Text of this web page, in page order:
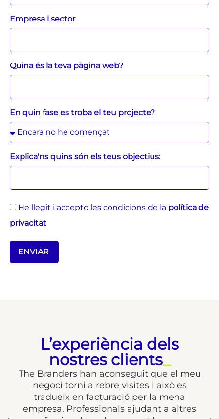
Empresa i sector
Quina és la teva pàgina web?
En quin fase es troba el teu projecte?
Explica'ns quins són els teus objectius:
He llegit i accepto les condicions de la política de
privacitat
ENVIAR
L’experiència dels
nostres clients_
que el meu
i això es
per la mena
a altres
Són les millors sense dubte ho
hem hagut de considerar
sector i de lluny són les
proper professional. Gràcies